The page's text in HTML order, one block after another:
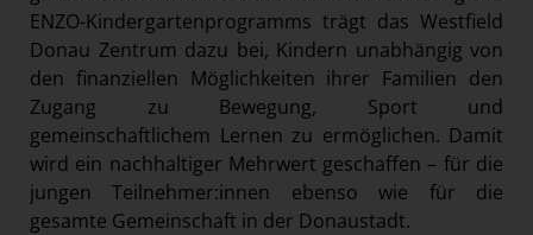
ENZO-Kindergartenprogramms trägt das Westfield
Donau Zentrum dazu bei, Kindern unabhängig von
den finanziellen Möglichkeiten ihrer Familien den
Zugang zu Bewegung, Sport und
gemeinschaftlichem Lernen zu ermöglichen. Damit
wird ein nachhaltiger Mehrwert geschaffen – für die
jungen Teilnehmer:innen ebenso wie für die
gesamte Gemeinschaft in der Donaustadt.